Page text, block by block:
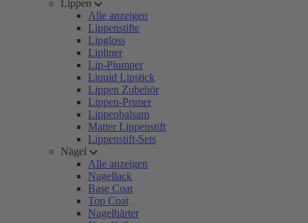
Lippen
Alle anzeigen
Lippenstifte
Lipgloss
Lipliner
Lip-Plumper
Liquid Lipstick
Lippen Zubehör
Lippen-Primer
Lippenbalsam
Matter Lippenstift
Lippenstift-Sets
Nägel
Alle anzeigen
Nagellack
Base Coat
Top Coat
Nagelhärter